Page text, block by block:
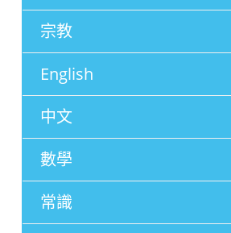
宗教
English
中文
數學
常識